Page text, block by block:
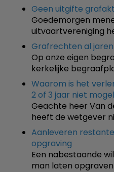
Geen uitgifte
Goedemorgen
uitvaartvereniging
Grafrechten al
Op onze eigen
kerkelijke
Waarom is het
2 of 3 jaar niet
Geachte heer Van
heeft de wetgever
Aanleveren
opgraving
Een nabestaande
man laten